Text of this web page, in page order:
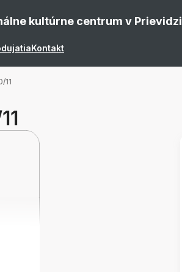
kultúrne centrum v Prievidzi
Kontakt
11